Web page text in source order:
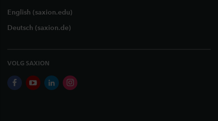
English (saxion.edu)
Deutsch (saxion.de)
VOLG SAXION
facebookyoutubelinkedininstagram